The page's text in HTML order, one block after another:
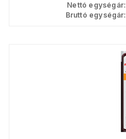
Nettó egységár:
Bruttó egységár: